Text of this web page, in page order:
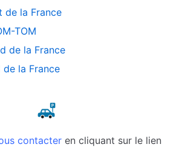
de la France
TOM
de la France
de la France
contacter en cliquant sur le lien